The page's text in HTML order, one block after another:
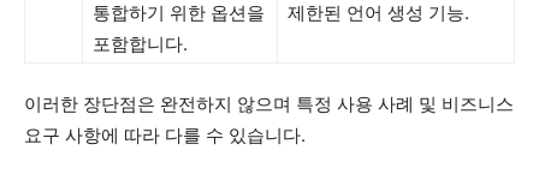
통합하기 위한 옵션을
포함합니다.
제한된 언어 생성 기능.
이러한 장단점은 완전하지 않으며 특정 사용 사례 및 비즈니스
요구 사항에 따라 다를 수 있습니다.